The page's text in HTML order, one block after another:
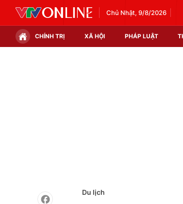
Chủ Nhật, 9/8/2026
CHÍNH TRỊ XÃ HỘI PHÁP LUẬT
Du lịch